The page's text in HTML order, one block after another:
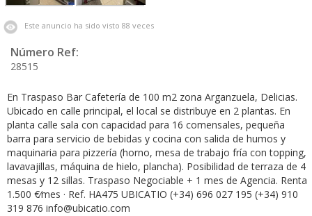
Este anuncio ha sido visto 88 veces
Número Ref:
28515
En Traspaso Bar Cafetería de 100 m2 zona Arganzuela, Delicias.
Ubicado en calle principal, el local se distribuye en 2 plantas. En
planta calle sala con capacidad para 16 comensales, pequeña
barra para servicio de bebidas y cocina con salida de humos y
maquinaria para pizzería (horno, mesa de trabajo fría con topping,
lavavajillas, máquina de hielo, plancha). Posibilidad de terraza de 4
mesas y 12 sillas. Traspaso Negociable + 1 mes de Agencia. Renta
1.500 €⁄mes · Ref. HA475 UBICATIO (+34) 696 027 195 (+34) 910
319 876 info@ubicatio.com